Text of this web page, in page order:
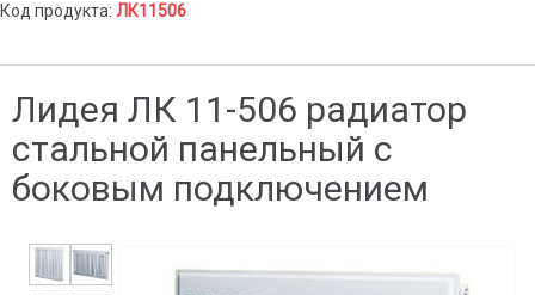
Код продукта: ЛК11506
Лидея ЛК 11-506 радиатор
стальной панельный с
боковым подключением